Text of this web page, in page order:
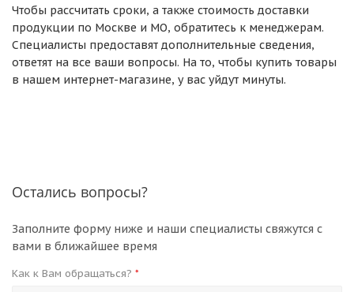
Чтобы рассчитать сроки, а также стоимость доставки
продукции по Москве и МО, обратитесь к менеджерам.
Специалисты предоставят дополнительные сведения,
ответят на все ваши вопросы. На то, чтобы купить товары
в нашем интернет-магазине, у вас уйдут минуты.
Остались вопросы?
Заполните форму ниже и наши специалисты свяжутся с
вами в ближайшее время
Как к Вам обращаться? *